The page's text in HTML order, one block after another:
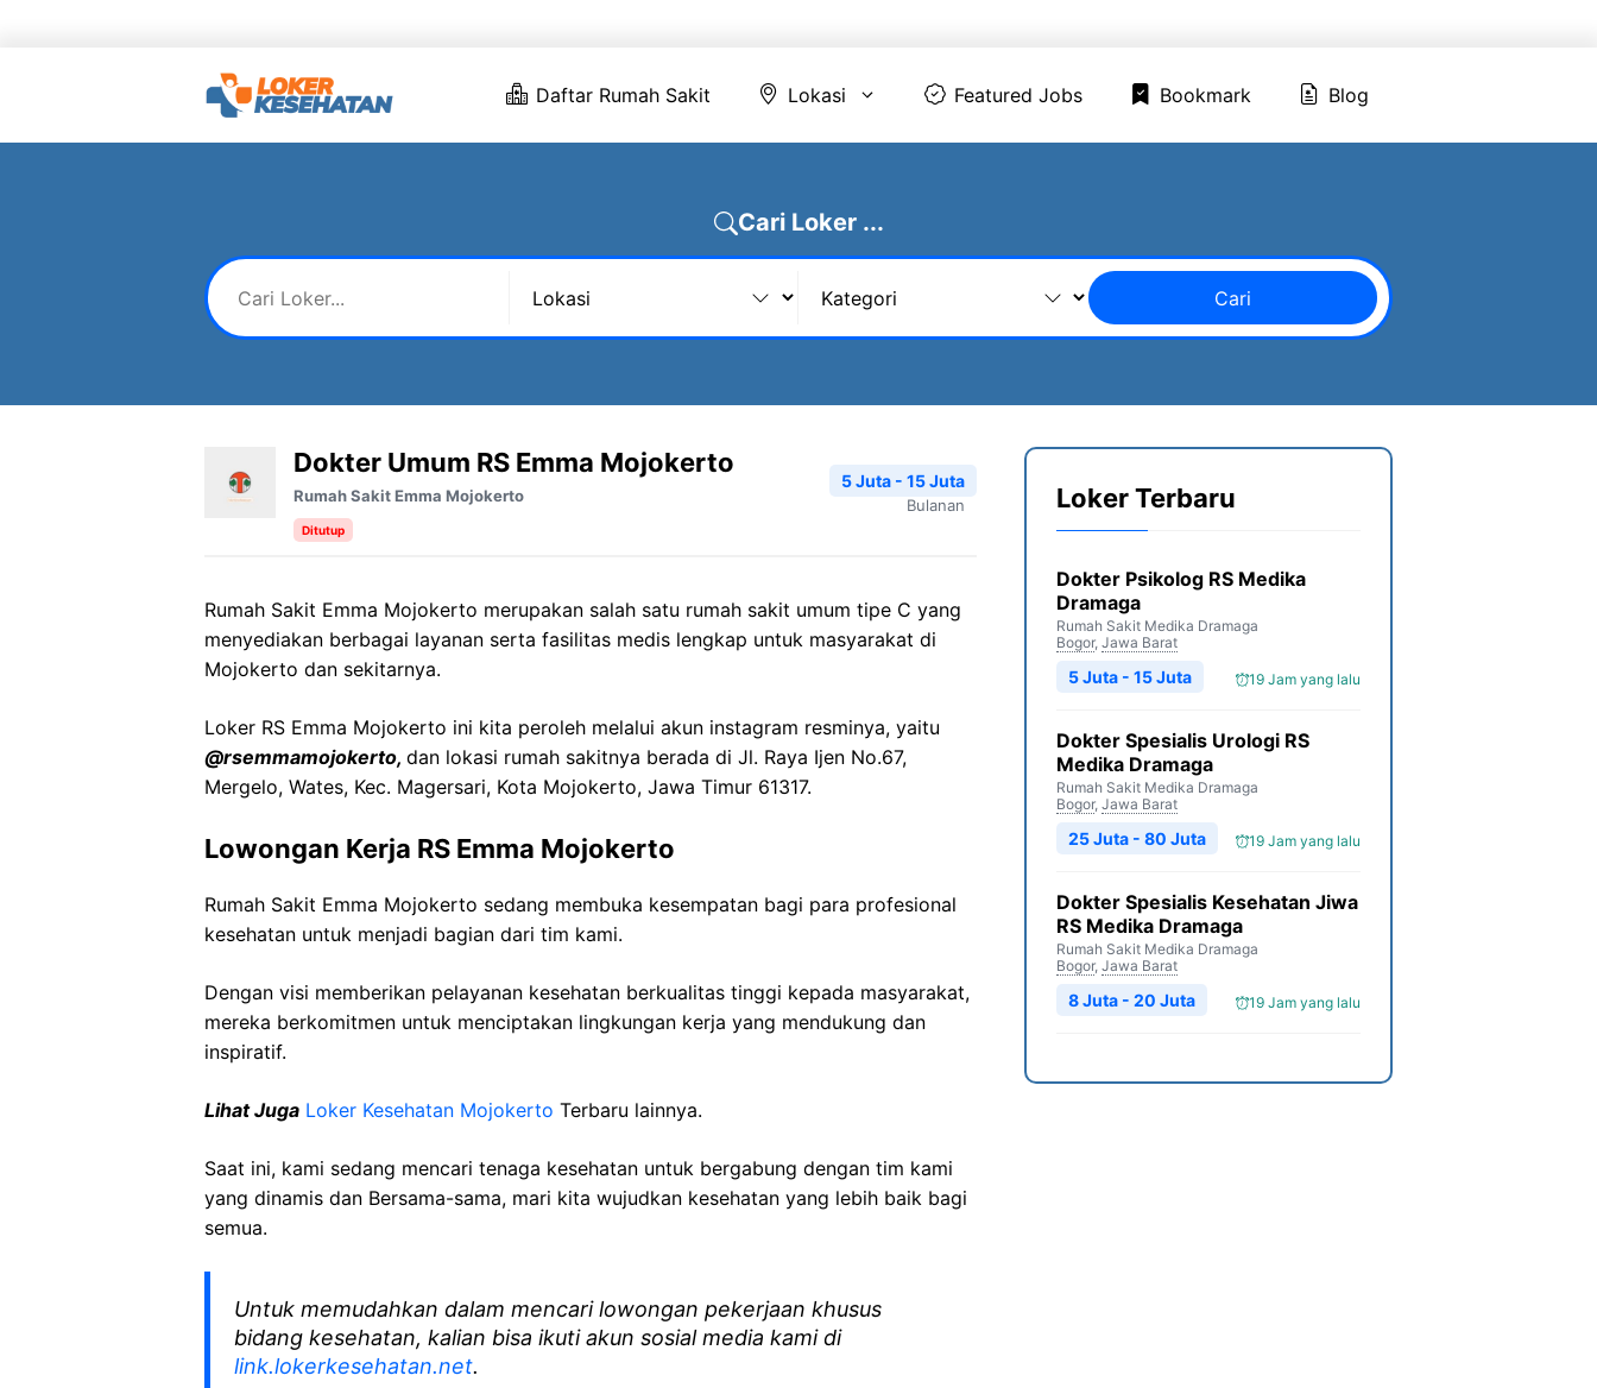
Daftar Rumah Sakit Lokasi Featured Jobs Bookmark Blog
Cari Loker ...
Cari
Dokter Umum RS Emma Mojokerto
Rumah Sakit Emma Mojokerto
Ditutup
5 Juta - 15 Juta
Bulanan
Rumah Sakit Emma Mojokerto merupakan salah satu rumah sakit umum tipe C yang
menyediakan berbagai layanan serta fasilitas medis lengkap untuk masyarakat di
Mojokerto dan sekitarnya.
Loker RS Emma Mojokerto ini kita peroleh melalui akun instagram resminya, yaitu
@rsemmamojokerto, dan lokasi rumah sakitnya berada di Jl. Raya Ijen No.67,
Mergelo, Wates, Kec. Magersari, Kota Mojokerto, Jawa Timur 61317.
Lowongan Kerja RS Emma Mojokerto
Rumah Sakit Emma Mojokerto sedang membuka kesempatan bagi para profesional
kesehatan untuk menjadi bagian dari tim kami.
Dengan visi memberikan pelayanan kesehatan berkualitas tinggi kepada masyarakat,
mereka berkomitmen untuk menciptakan lingkungan kerja yang mendukung dan
inspiratif.
Lihat Juga Loker Kesehatan Mojokerto Terbaru lainnya.
Saat ini, kami sedang mencari tenaga kesehatan untuk bergabung dengan tim kami
yang dinamis dan Bersama-sama, mari kita wujudkan kesehatan yang lebih baik bagi
semua.
Untuk memudahkan dalam mencari lowongan pekerjaan khusus
bidang kesehatan, kalian bisa ikuti akun sosial media kami di
link.lokerkesehatan.net.
Loker Terbaru
Dokter Psikolog RS Medika
Dramaga
Rumah Sakit Medika Dramaga
Bogor, Jawa Barat
19 Jam yang lalu
5 Juta - 15 Juta
Dokter Spesialis Urologi RS
Medika Dramaga
Rumah Sakit Medika Dramaga
Bogor, Jawa Barat
19 Jam yang lalu
25 Juta - 80 Juta
Dokter Spesialis Kesehatan Jiwa
RS Medika Dramaga
Rumah Sakit Medika Dramaga
Bogor, Jawa Barat
19 Jam yang lalu
8 Juta - 20 Juta